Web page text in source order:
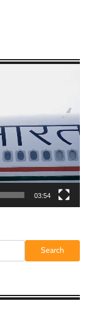
03:54
Search